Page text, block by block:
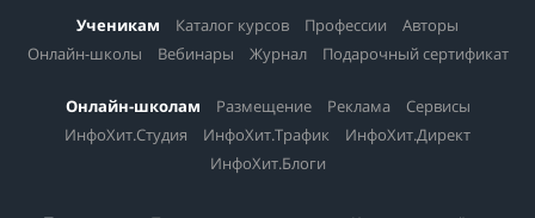
Ученикам Каталог курсов Профессии
Авторы
Онлайн-школы
Вебинары Журнал Подарочный сертификат
Онлайн-школам Размещение Реклама
Сервисы
ИнфоХит.Студия
ИнфоХит.Трафик
ИнфоХит.Директ
ИнфоХит.Блоги